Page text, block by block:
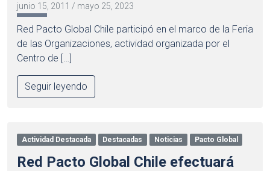
junio 15, 2011 / mayo 25, 2023
Red Pacto Global Chile participó en el marco de la Feria
de las Organizaciones, actividad organizada por el
Centro de […]
Seguir leyendo
Actividad Destacada Destacadas Noticias Pacto Global
Red Pacto Global Chile efectuará